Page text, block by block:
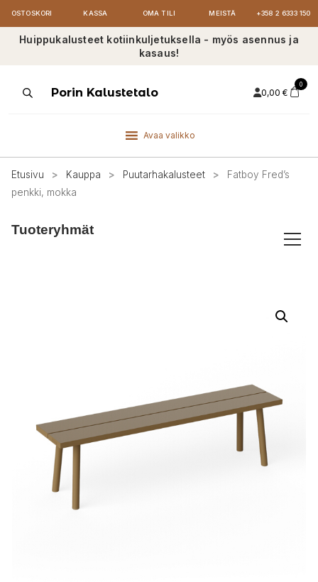
OSTOSKORI KASSA OMA TILI MEISTÄ +358 2 6333 150
Huippukalusteet kotiinkuljetuksella - myös asennus ja
kasaus!
ProductsPorin Kalustetalo 0,00 €
0
Avaa valikko
Etusivu > Kauppa > Puutarhakalusteet >
Fatboy Fred’s
penkki, mokka
Tuoteryhmät